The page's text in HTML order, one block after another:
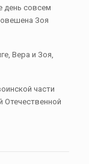
день совсем
Зоя
Вера и Зоя,
части
Отечественной